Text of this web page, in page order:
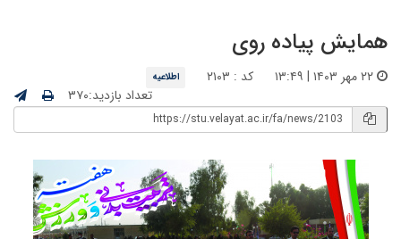
همایش پیاده روی
کد : ۲۱۰۳ اطلاعیه
تعداد بازدید:۳۷۰